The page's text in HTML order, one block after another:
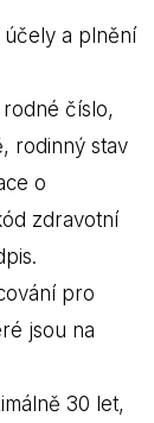
a plnění
rodné číslo,
rodinný stav
o
zdravotní
pro
jsou na
30 let,